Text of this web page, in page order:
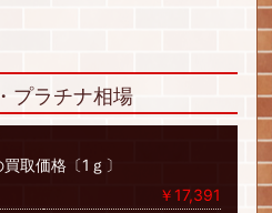
プラチナ相場
取価格〔1ｇ〕
￥17,391